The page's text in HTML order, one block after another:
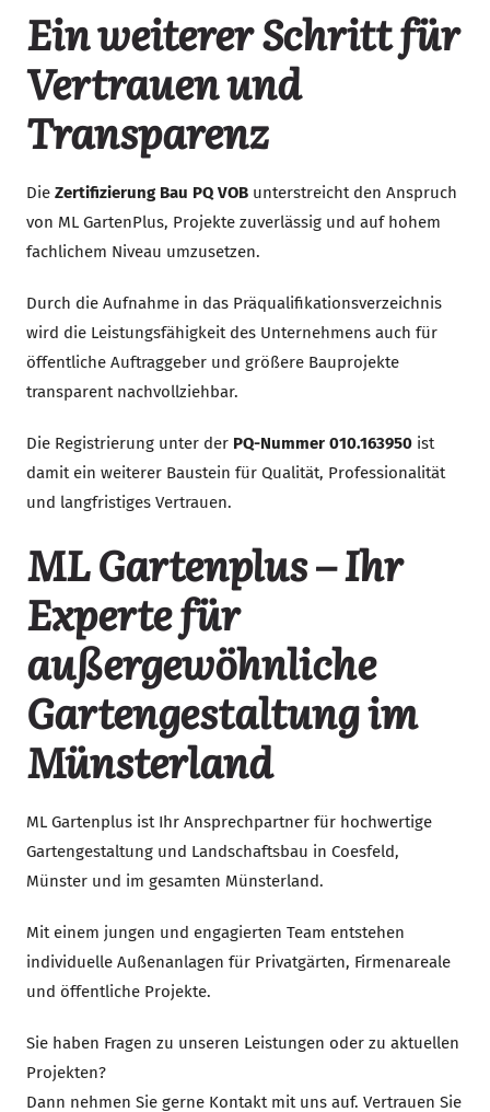
Ein weiterer Schritt für
Vertrauen und
Transparenz
Die Zertifizierung Bau PQ VOB unterstreicht den Anspruch
von ML GartenPlus, Projekte zuverlässig und auf hohem
fachlichem Niveau umzusetzen.
Durch die Aufnahme in das Präqualifikationsverzeichnis
wird die Leistungsfähigkeit des Unternehmens auch für
öffentliche Auftraggeber und größere Bauprojekte
transparent nachvollziehbar.
Die Registrierung unter der PQ-Nummer 010.163950 ist
damit ein weiterer Baustein für Qualität, Professionalität
und langfristiges Vertrauen.
ML Gartenplus – Ihr
Experte für
außergewöhnliche
Gartengestaltung im
Münsterland
ML Gartenplus ist Ihr Ansprechpartner für hochwertige
Gartengestaltung und Landschaftsbau in Coesfeld,
Münster und im gesamten Münsterland.
Mit einem jungen und engagierten Team entstehen
individuelle Außenanlagen für Privatgärten, Firmenareale
und öffentliche Projekte.
Sie haben Fragen zu unseren Leistungen oder zu aktuellen
Projekten?
Dann nehmen Sie gerne Kontakt mit uns auf. Vertrauen Sie